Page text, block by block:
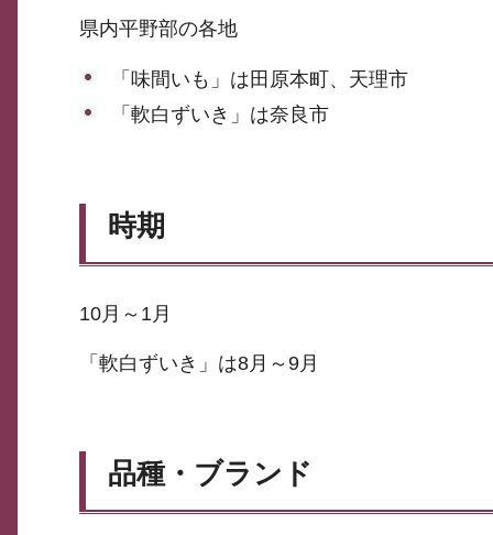
県内平野部の各地
「味間いも」は田原本町、天理市
「軟白ずいき」は奈良市
時期
10月～1月
「軟白ずいき」は8月～9月
品種・ブランド